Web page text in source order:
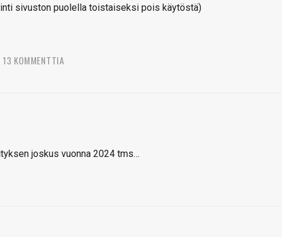
sivuston puolella toistaiseksi pois käytöstä)
13 KOMMENTTIA
joskus vuonna 2024 tms…